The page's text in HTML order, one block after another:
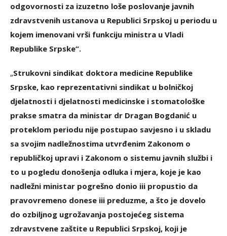
odgovornosti za izuzetno loše poslovanje javnih
zdravstvenih ustanova u Republici Srpskoj u periodu u
kojem imenovani vrši funkciju ministra u Vladi
Republike Srpske“.
„Strukovni sindikat doktora medicine Republike
Srpske, kao reprezentativni sindikat u bolničkoj
djelatnosti i djelatnosti medicinske i stomatološke
prakse smatra da ministar dr Dragan Bogdanić u
proteklom periodu nije postupao savjesno i u skladu
sa svojim nadležnostima utvrđenim Zakonom o
republičkoj upravi i Zakonom o sistemu javnih službi i
to u pogledu donošenja odluka i mjera, koje je kao
nadležni ministar pogrešno donio iii propustio da
pravovremeno donese iii preduzme, a što je dovelo
do ozbiljnog ugrožavanja postojećeg sistema
zdravstvene zaštite u Republici Srpskoj, koji je